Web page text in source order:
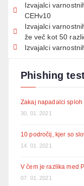
Izvajalci
CEHv10
Izvajalci
že več kot 50
Izvajalci
Phishing
Zakaj napadalci
30. 01. 2021
10 področij, kjer so
14. 01. 2021
V čem je razlika med
07. 01. 2021